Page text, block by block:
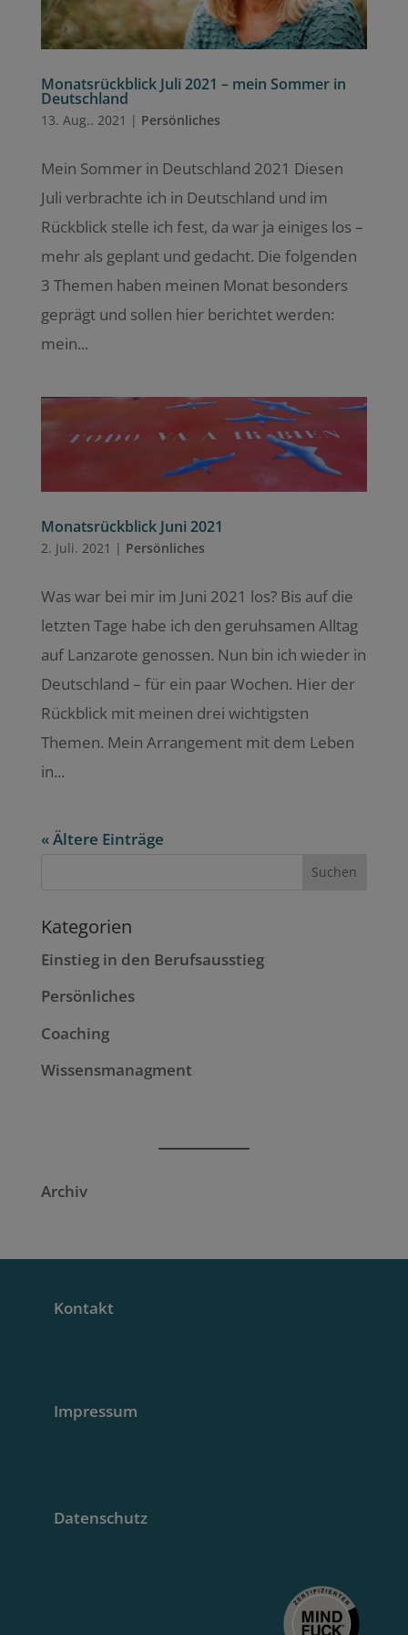
Monatsrückblick Juli 2021 – mein Sommer in
Deutschland
13. Aug.. 2021 | Persönliches
Mein Sommer in Deutschland 2021 Diesen
Juli verbrachte ich in Deutschland und im
Rückblick stelle ich fest, da war ja einiges los –
mehr als geplant und gedacht. Die folgenden
3 Themen haben meinen Monat besonders
geprägt und sollen hier berichtet werden:
mein...
Monatsrückblick Juni 2021
2. Juli. 2021 | Persönliches
Was war bei mir im Juni 2021 los? Bis auf die
letzten Tage habe ich den geruhsamen Alltag
auf Lanzarote genossen. Nun bin ich wieder in
Deutschland – für ein paar Wochen. Hier der
Rückblick mit meinen drei wichtigsten
Themen. Mein Arrangement mit dem Leben
in...
« Ältere Einträge
Kategorien
Einstieg in den Berufsausstieg
Persönliches
Coaching
Wissensmanagment
Archiv
Kontakt
Impressum
Datenschutz